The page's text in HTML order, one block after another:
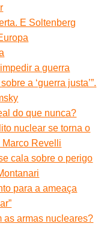
E Soltenberg
a guerra
a ‘guerra justa’”.
do que nunca?
nuclear se torna o
Marco Revelli
cala sobre o perigo
para a ameaça
as armas nucleares?